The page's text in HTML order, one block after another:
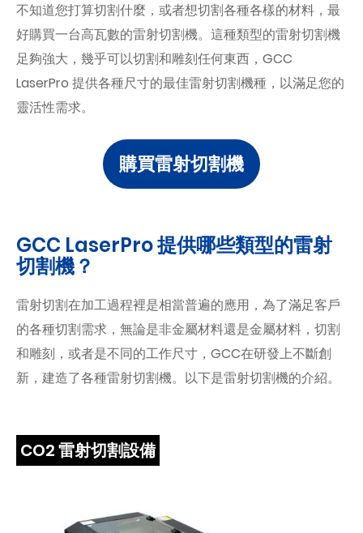
不知道您打算切割什麼，或者想切割各種各樣的材料，最
好購買一台高瓦數的雷射切割機。這種類型的雷射切割機
足夠強大，幾乎可以切割和雕刻任何東西，GCC
LaserPro 提供各種尺寸的最佳雷射切割機種，以滿足您的
靈活性需求。
購買雷射切割機
GCC LaserPro 提供哪些類型的雷射
切割機？
雷射切割在加工過程裡是相當普遍的應用，為了滿足客戶
的各種切割需求，無論是非金屬材料還是金屬材料，切割
和雕刻，或者是不同的工作尺寸，GCC在研發上不斷創
新，建造了各種雷射切割機。以下是雷射切割機的介紹。
CO2 雷射切割設備